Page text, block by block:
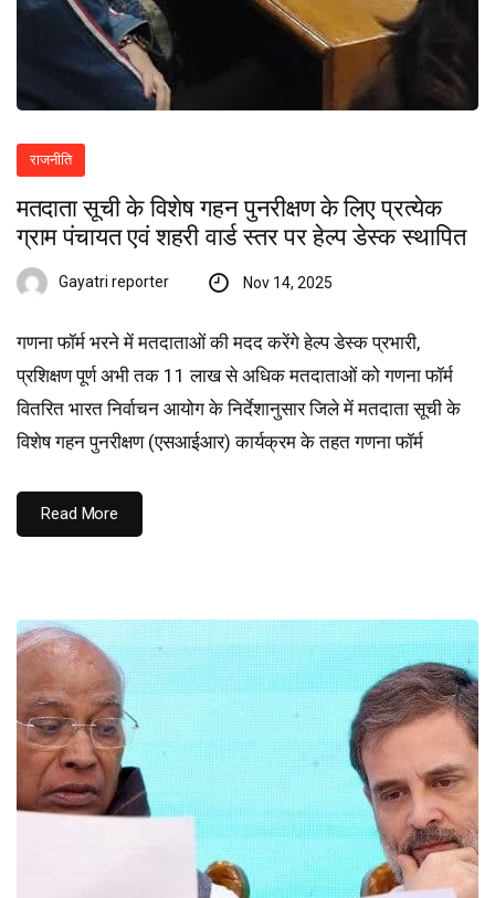
राजनीति
मतदाता सूची के विशेष गहन पुनरीक्षण के लिए प्रत्येक
ग्राम पंचायत एवं शहरी वार्ड स्तर पर हेल्प डेस्क स्थापित
Gayatri reporter Nov 14, 2025
गणना फॉर्म भरने में मतदाताओं की मदद करेंगे हेल्प डेस्क प्रभारी,
प्रशिक्षण पूर्ण अभी तक 11 लाख से अधिक मतदाताओं को गणना फॉर्म
वितरित भारत निर्वाचन आयोग के निर्देशानुसार जिले में मतदाता सूची के
विशेष गहन पुनरीक्षण (एसआईआर) कार्यक्रम के तहत गणना फॉर्म
Read More